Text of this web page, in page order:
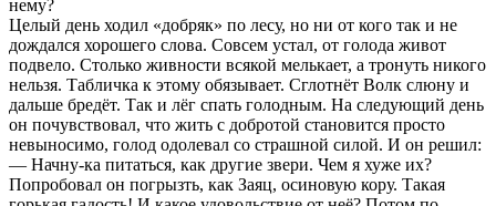
нему?
Целый день ходил «добряк» по лесу, но ни от кого так и не
дождался хорошего слова. Совсем устал, от голода живот
подвело. Столько живности всякой мелькает, а тронуть никого
нельзя. Табличка к этому обязывает. Сглотнёт Волк слюну и
дальше бредёт. Так и лёг спать голодным. На следующий день
он почувствовал, что жить с добротой становится просто
невыносимо, голод одолевал со страшной силой. И он решил:
— Начну-ка питаться, как другие звери. Чем я хуже их?
Попробовал он погрызть, как Заяц, осиновую кору. Такая